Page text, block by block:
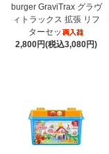
burger GraviTrax グラヴ
ィトラックス 拡張 リフ
ターセッ
2,800円(税込3,080円)